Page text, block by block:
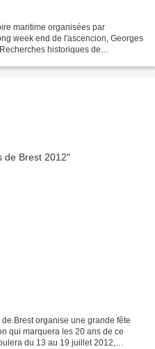
maritime organisées par
week end de l'ascencion, Georges
historiques de
Brest organise une grande fête
qui marquera les 20 ans de ce
du 13 au 19 juillet 2012,